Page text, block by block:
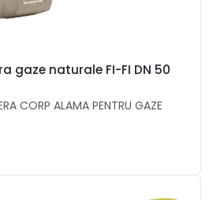
gaze naturale FI-FI DN 50
CORP ALAMA PENTRU GAZE